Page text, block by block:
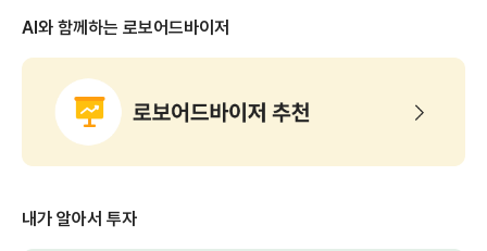
AI와 함께하는 로보어드바이저
내가 알아서 투자